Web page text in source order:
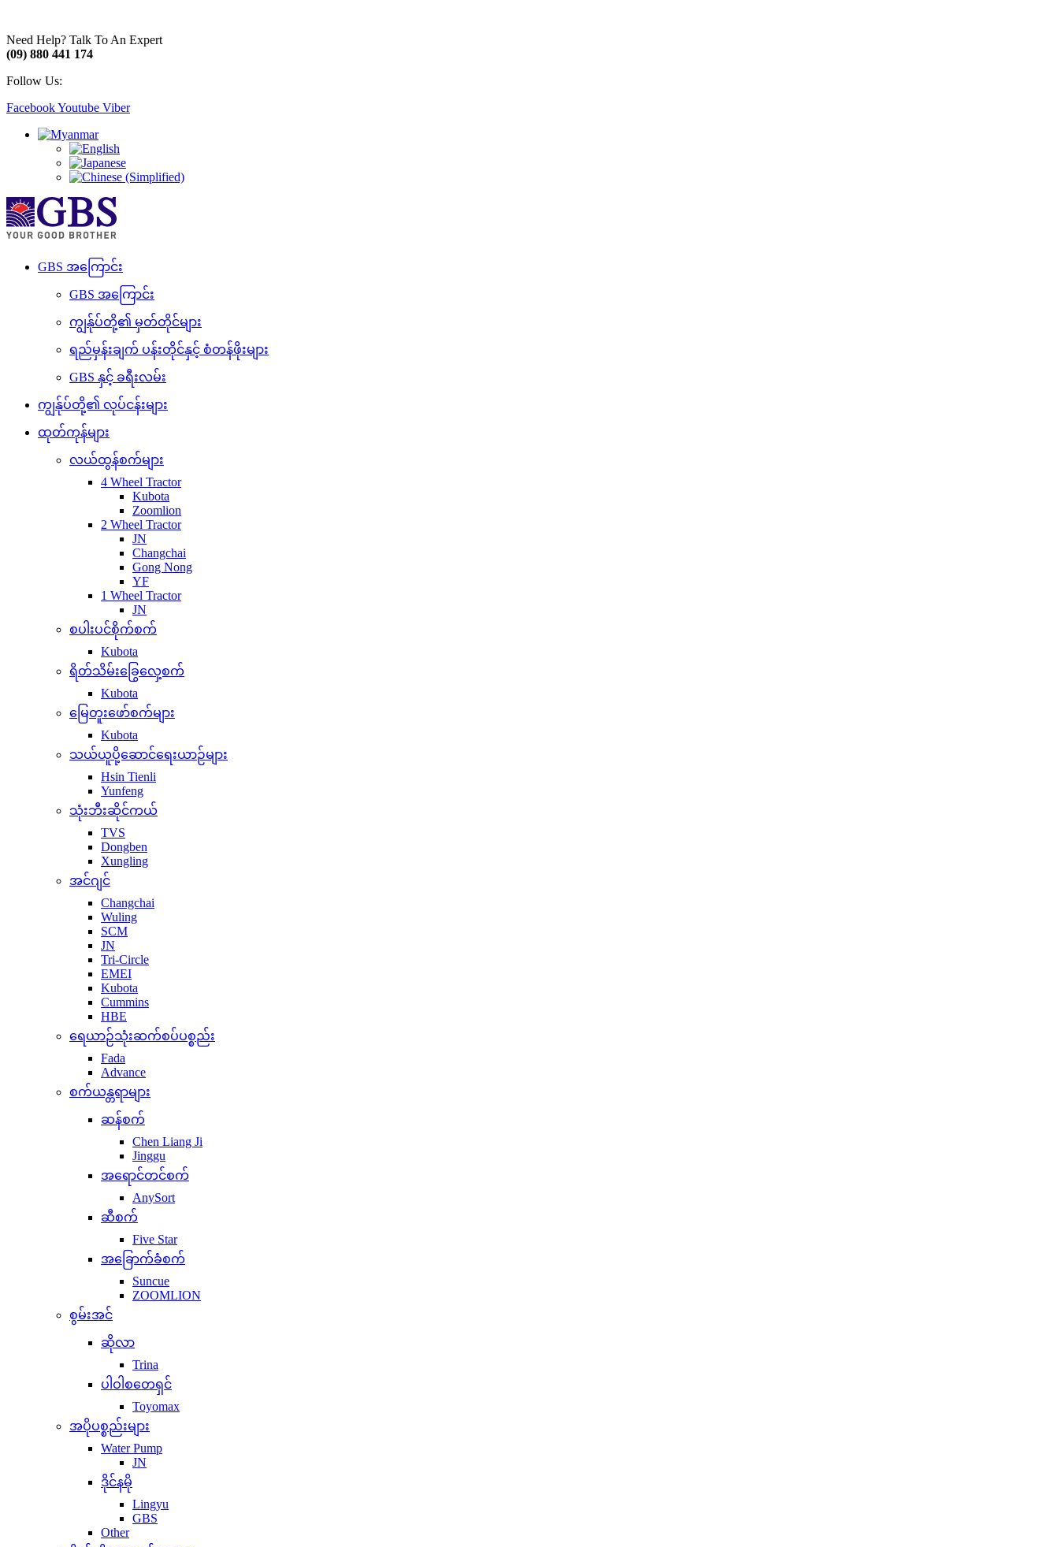
Need Help? Talk To An Expert
(09) 880 441 174
Follow Us:
FacebookYoutube Viber
GBS အကြောင်း
GBS အကြောင်း
ကျွန်ုပ်တို့၏ မှတ်တိုင်များ
ရည်မှန်းချက် ပန်းတိုင်နှင့် စံတန်ဖိုးများ
GBS နှင့် ခရီးလမ်း
ကျွန်ုပ်တို့၏ လုပ်ငန်းများ
ထုတ်ကုန်များ
လယ်ထွန်စက်များ
4 Wheel Tractor
Kubota
Zoomlion
2 Wheel Tractor
JN
Changchai
Gong Nong
YF
1 Wheel Tractor
JN
စပါးပင်စိုက်စက်
Kubota
ရိတ်သိမ်းခြွေလှေ့စက်
Kubota
မြေတူးဖော်စက်များ
Kubota
သယ်ယူပို့ဆောင်ရေးယာဉ်များ
Hsin Tienli
Yunfeng
သုံးဘီးဆိုင်ကယ်
TVS
Dongben
Xungling
အင်ဂျင်
Changchai
Wuling
SCM
JN
Tri-Circle
EMEI
Kubota
Cummins
HBE
ရေယာဉ်သုံးဆက်စပ်ပစ္စည်း
Fada
Advance
စက်ယန္တရာများ
ဆန်စက်
Chen Liang Ji
Jinggu
အရောင်တင်စက်
AnySort
ဆီစက်
Five Star
အခြောက်ခံစက်
Suncue
ZOOMLION
စွမ်းအင်
ဆိုလာ
Trina
ပါဝါစတေရှင်
Toyomax
အပိုပစ္စည်းများ
Water Pump
JN
ဒိုင်နမို
Lingyu
GBS
Other